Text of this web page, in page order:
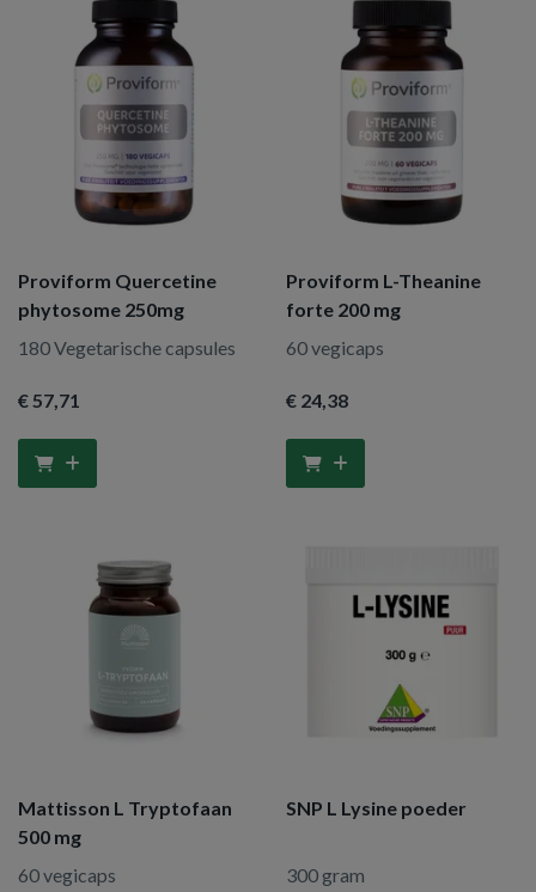
Proviform Quercetine
phytosome 250mg
180 Vegetarische capsules
€ 57,71
Proviform L-Theanine
forte 200 mg
60 vegicaps
€ 24,38
Mattisson L Tryptofaan
500 mg
60 vegicaps
SNP L Lysine poeder
300 gram